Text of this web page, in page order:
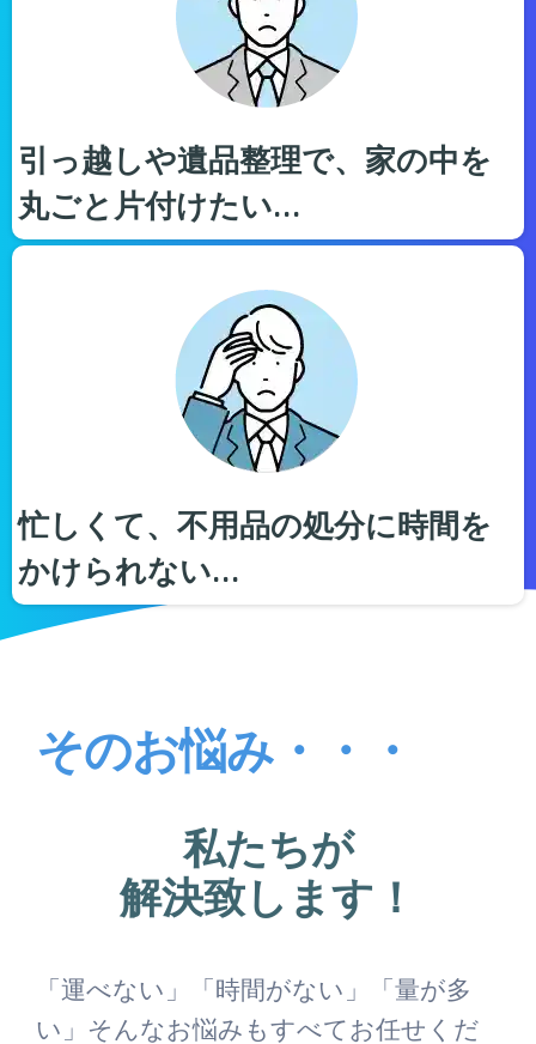
引っ越しや遺品整理で、家の中を
丸ごと片付けたい…
忙しくて、不用品の処分に時間を
かけられない…
そのお悩み・・・
私たちが
解決致します！
「運べない」「時間がない」「量が多
い」そんなお悩みもすべてお任せくだ